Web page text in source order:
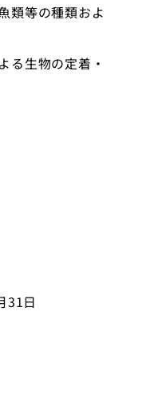
類等の種類およ
る生物の定着・
31日